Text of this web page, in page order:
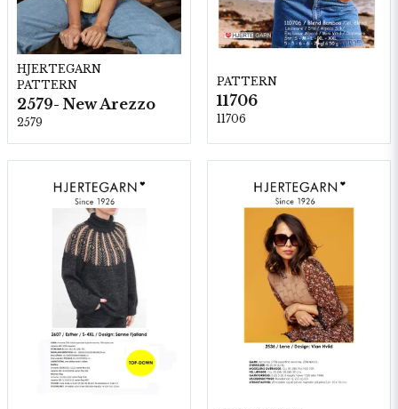
HJERTEGARN
PATTERN
2579- New Arezzo
2579
PATTERN
11706
11706